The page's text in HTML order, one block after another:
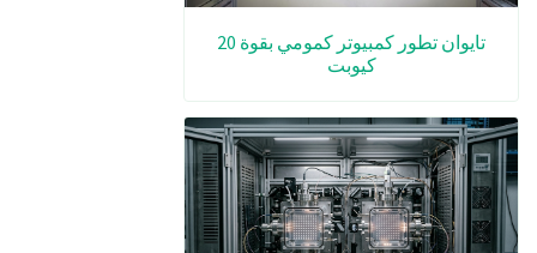
تايوان تطور كمبيوتر كمومي بقوة 20
كيوبت